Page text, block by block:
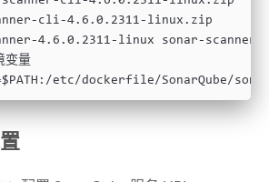
cli-4.6.0.2311-linux.zip
4.6.0.2311-linux sonar-
变量
etc/dockerfile/SonarQube/